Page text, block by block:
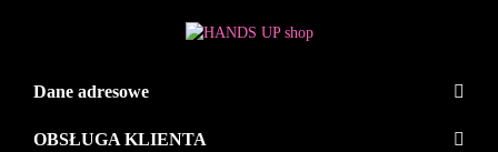
Dane adresowe
OBSŁUGA KLIENTA